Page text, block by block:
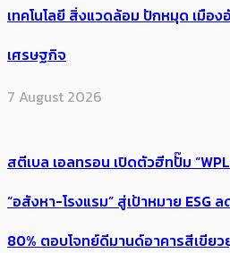
เทคโนโลยี สิ่งแวดล้อม ปักหมุด เมือ
เศรษฐกิจ
7 August 2026
สตีเบล เอลทรอน เปิดตัวฮีทปั๊ม
“อสังหา-โรงแรม” สู่เป้าหมาย ESG
80% ตอบโจทย์ดีมานด์อาคารสีเขียว